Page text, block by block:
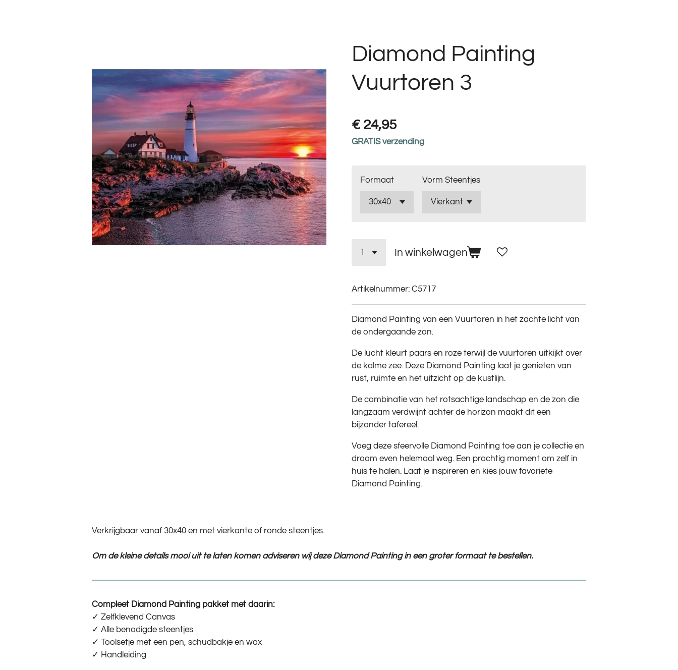
Diamond Painting
Vuurtoren 3
€ 24,95
GRATIS verzending
Formaat Vorm Steentjes
In winkelwagen
Artikelnummer: C5717
Diamond Painting van een Vuurtoren in het zachte licht van
de ondergaande zon.
De lucht kleurt paars en roze terwijl de vuurtoren uitkijkt over
de kalme zee. Deze Diamond Painting laat je genieten van
rust, ruimte en het uitzicht op de kustlijn.
De combinatie van het rotsachtige landschap en de zon die
langzaam verdwijnt achter de horizon maakt dit een
bijzonder tafereel.
Voeg deze sfeervolle Diamond Painting toe aan je collectie en
droom even helemaal weg. Een prachtig moment om zelf in
huis te halen. Laat je inspireren en kies jouw favoriete
Diamond Painting.
Verkrijgbaar vanaf 30x40 en met vierkante of ronde steentjes.
Om de kleine details mooi uit te laten komen adviseren wij deze Diamond Painting in een groter formaat te bestellen.
Compleet Diamond Painting pakket met daarin:
✓ Zelfklevend Canvas
✓ Alle benodigde steentjes
✓ Toolsetje met een pen, schudbakje en wax
✓ Handleiding